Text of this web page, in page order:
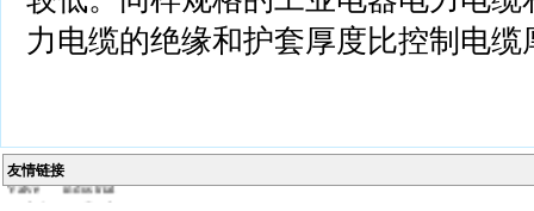
力电缆的绝缘和护套厚度比控制电缆
友情链接
Valve
China
Industrial
Valve
industrial
steel pipe
Steel